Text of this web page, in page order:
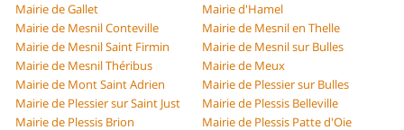
Mairie de Gallet
Mairie d'Hamel
Mairie de Mesnil Conteville
Mairie de Mesnil en Thelle
Mairie de Mesnil Saint Firmin
Mairie de Mesnil sur Bulles
Mairie de Mesnil Théribus
Mairie de Meux
Mairie de Mont Saint Adrien
Mairie de Plessier sur Bulles
Mairie de Plessier sur Saint Just
Mairie de Plessis Belleville
Mairie de Plessis Brion
Mairie de Plessis Patte d'Oie